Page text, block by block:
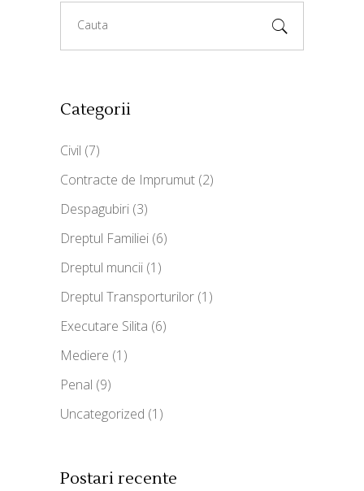
for:
Categorii
Civil (7)
Contracte de Imprumut (2)
Despagubiri (3)
Dreptul Familiei (6)
Dreptul muncii (1)
Dreptul Transporturilor (1)
Executare Silita (6)
Mediere (1)
Penal (9)
Uncategorized (1)
Postari recente